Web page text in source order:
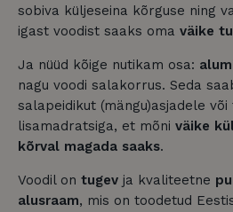
sobiva küljeseina kõrguse ning
igast voodist saaks oma väike
Ja nüüd kõige nutikam osa:
nagu voodi salakorrus. Seda
salapeidikut (mängu)asjadele
lisamadratsiga, et mõni väike
kõrval magada saaks.
Voodil on tugev ja kvaliteetne
alusraam, mis on toodetud